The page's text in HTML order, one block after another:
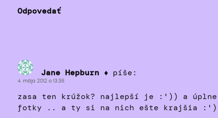
Odpovedať
Jane Hepburn ♦ píše:
4. mája 2012 o 13:36
zasa ten krúžok? najlepší je :')) a úplne
fotky .. a ty si na nich ešte krajšia :')